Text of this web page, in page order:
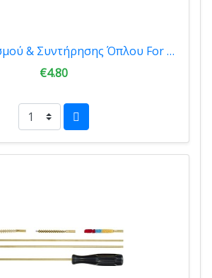
Λάδι Καθαρισμού & Συντήρησης Όπλου For Gun CC-GUN 50ml
€4.80